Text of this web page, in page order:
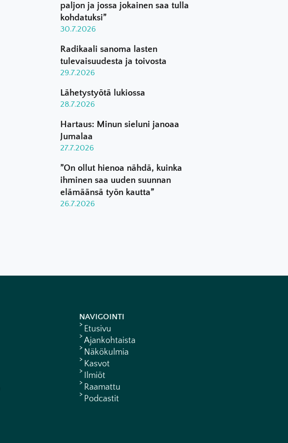
paljon ja jossa jokainen saa tulla
kohdatuksi”
30.7.2026
Radikaali sanoma lasten
tulevaisuudesta ja toivosta
29.7.2026
Lähetystyötä lukiossa
28.7.2026
Hartaus: Minun sieluni janoaa
Jumalaa
27.7.2026
”On ollut hienoa nähdä, kuinka
ihminen saa uuden suunnan
elämäänsä työn kautta”
26.7.2026
NAVIGOINTI
Etusivu
Ajankohtaista
Näkökulmia
Kasvot
Ilmiöt
Raamattu
Podcastit